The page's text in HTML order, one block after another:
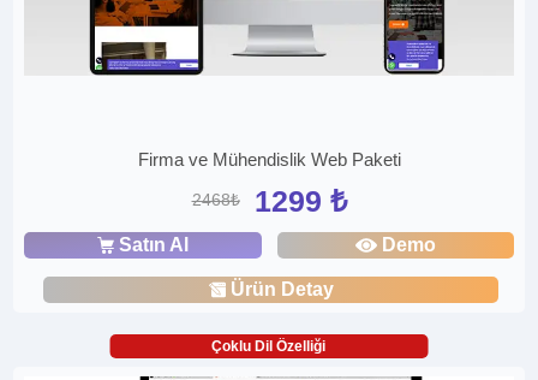
Firma ve Mühendislik Web Paketi
2468₺ 1299 ₺
Satın Al Demo
Ürün Detay
Çoklu Dil Özelliği